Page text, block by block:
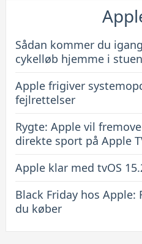
Sådan kommer du
cykelløb hjemme i stuen
Apple frigiver
fejlrettelser
Rygte: Apple vil
direkte sport på Apple
Apple klar med tvOS
Black Friday hos Apple:
du køber